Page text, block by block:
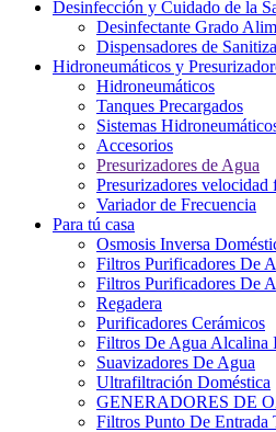
Desinfección y Cuidado de la
Desinfectante Grado
Dispensadores de
Hidroneumáticos y
Hidroneumáticos
Tanques Precargados
Sistemas
Accesorios
Presurizadores de Agua
Presurizadores velocidad
Variador de Frecuencia
Para tú casa
Osmosis Inversa
Filtros Purificadores De
Filtros Purificadores De
Regadera
Purificadores Cerámicos
Filtros De Agua Alcalina
Suavizadores De Agua
Ultrafiltración Doméstica
GENERADORES DE
Filtros Punto De Entrada